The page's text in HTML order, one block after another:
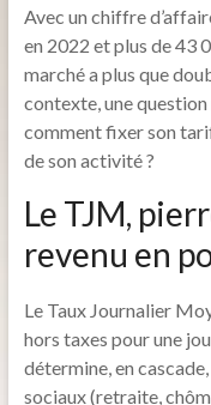
Avec un chiffre
en 2022 et plus de 43
marché a plus que
contexte, une
comment fixer son
de son activité ?
Le TJM,
revenu en
Le Taux Journalier
hors taxes pour une
détermine, en
sociaux (retraite,